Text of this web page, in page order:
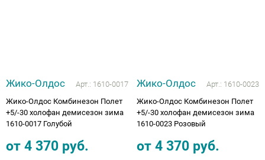
Жико-Олдос Арт.: 1610-0017
Жико-Олдос Комбинезон Полет
+5/-30 холофан демисезон зима
1610-0017 Голубой
от 4 370 руб.
Жико-Олдос Арт.: 1610-0023
Жико-Олдос Комбинезон Полет
+5/-30 холофан демисезон зима
1610-0023 Розовый
от 4 370 руб.